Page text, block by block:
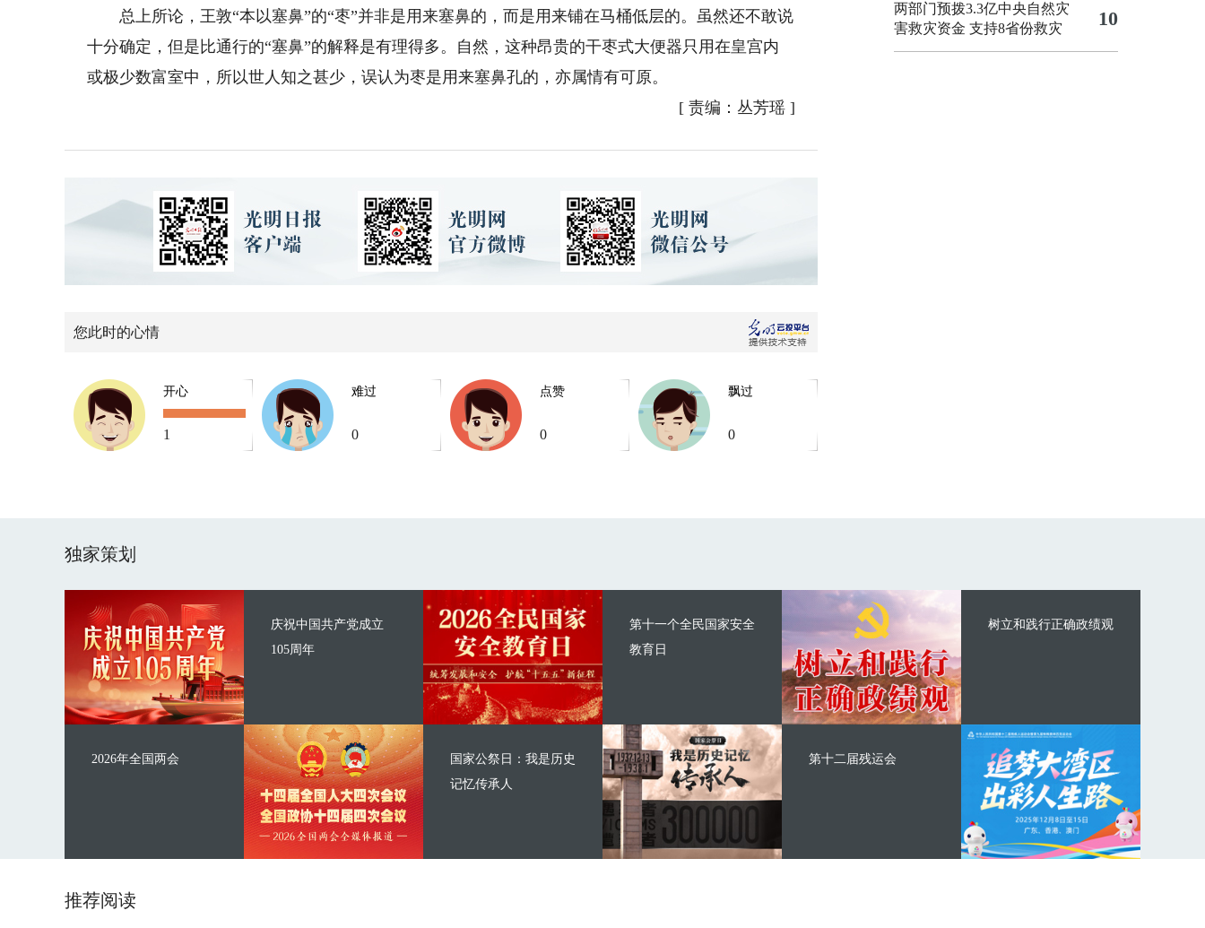
总上所论，王敦“本以塞鼻”的“枣”并非是用来塞鼻的，而是用来铺在马桶低层的。虽然还不敢说
十分确定，但是比通行的“塞鼻”的解释是有理得多。自然，这种昂贵的干枣式大便器只用在皇宫内
或极少数富室中，所以世人知之甚少，误认为枣是用来塞鼻孔的，亦属情有可原。
[ 责编：丛芳瑶 ]
您此时的心情
开心
1
难过
0
点赞
0
飘过
0
两部门预拨3.3亿中央自然灾
害救灾资金 支持8省份救灾
10
独家策划
庆祝中国共产党成立
105周年
2026年全国两会
第十一个全民国家安全
教育日
国家公祭日：我是历史
记忆传承人
树立和践行正确政绩观
第十二届残运会
推荐阅读